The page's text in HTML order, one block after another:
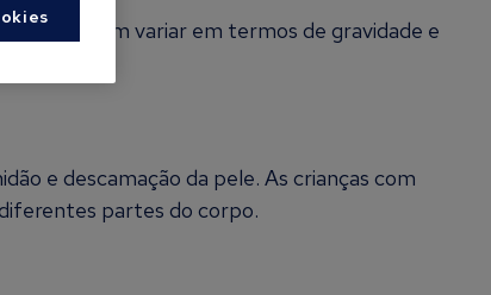
podem variar em termos de gravidade e
e descamação da pele. As crianças com
partes do corpo.